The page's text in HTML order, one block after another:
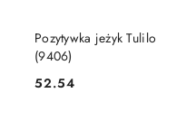
Pozytywka jeżyk Tulilo
(9406)
Cena:
52.54
DO KOSZYKA